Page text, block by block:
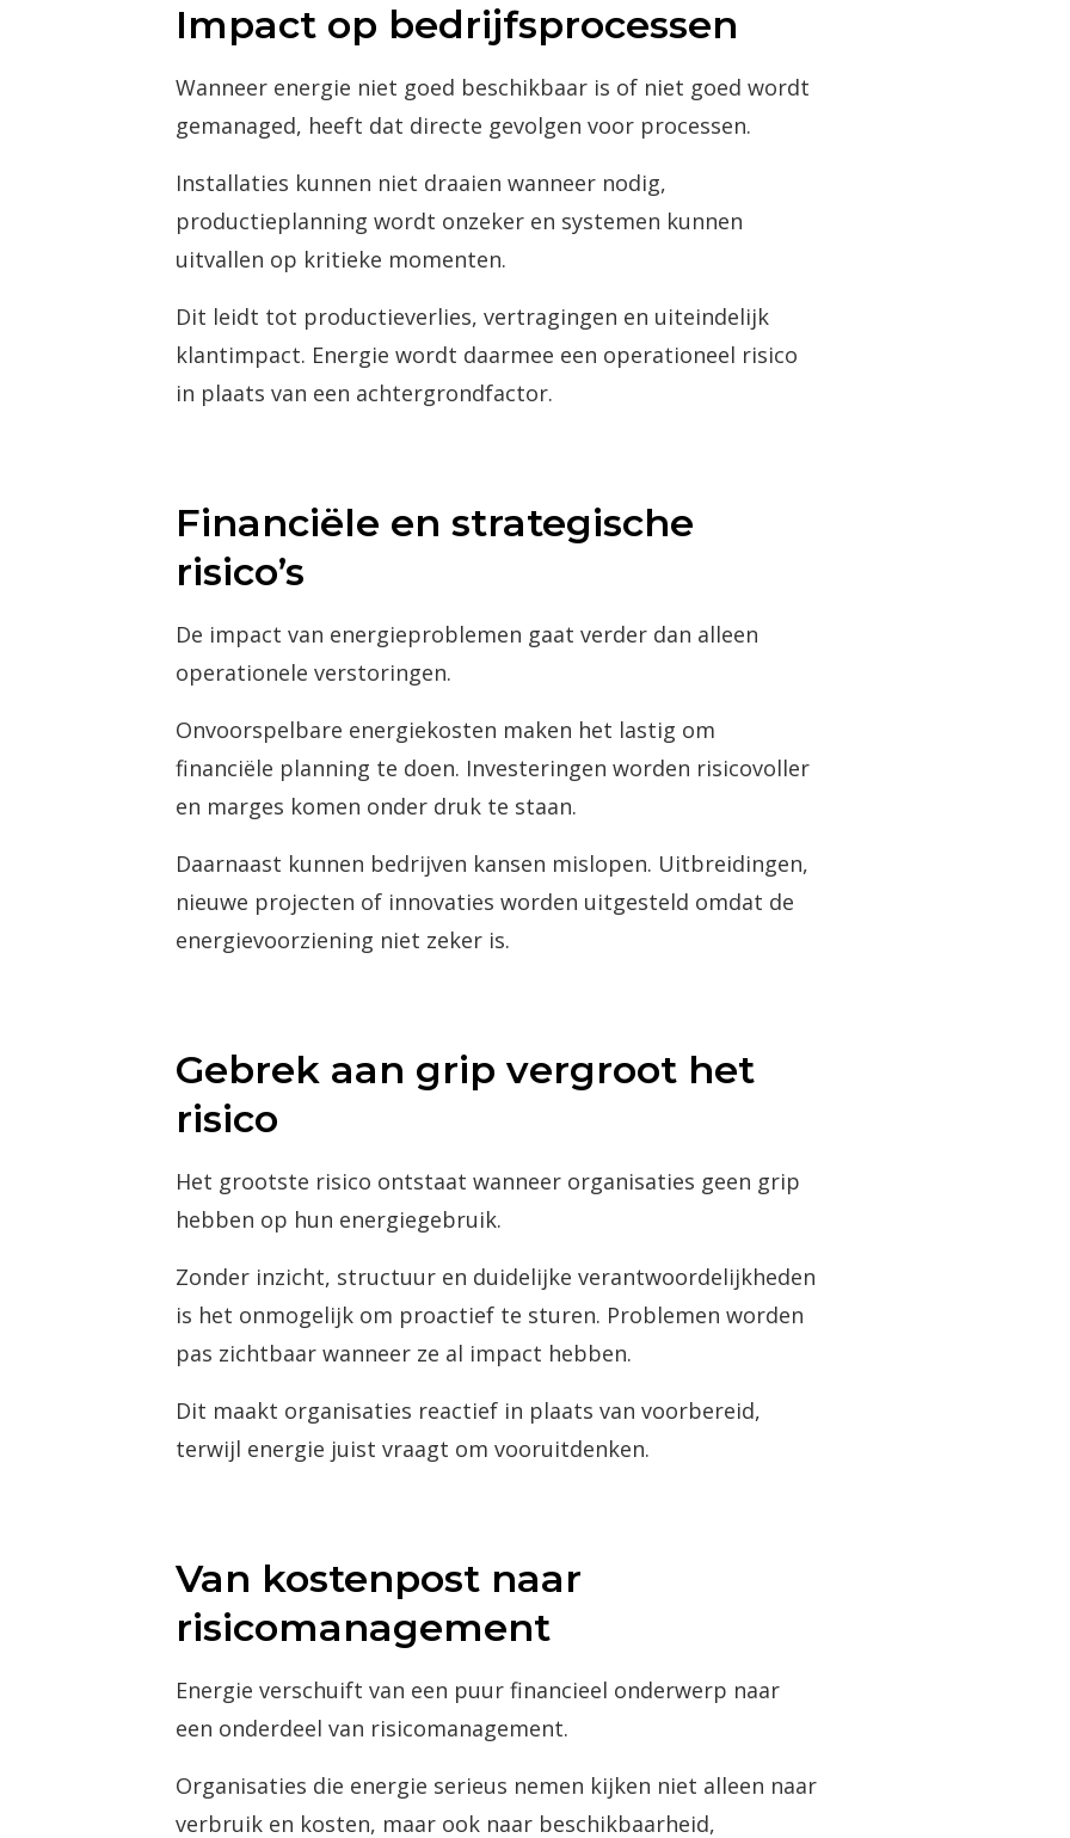
Impact op bedrijfsprocessen
Wanneer energie niet goed beschikbaar is of niet goed wordt
gemanaged, heeft dat directe gevolgen voor processen.
Installaties kunnen niet draaien wanneer nodig,
productieplanning wordt onzeker en systemen kunnen
uitvallen op kritieke momenten.
Dit leidt tot productieverlies, vertragingen en uiteindelijk
klantimpact. Energie wordt daarmee een operationeel risico
in plaats van een achtergrondfactor.
Financiële en strategische
risico’s
De impact van energieproblemen gaat verder dan alleen
operationele verstoringen.
Onvoorspelbare energiekosten maken het lastig om
financiële planning te doen. Investeringen worden risicovoller
en marges komen onder druk te staan.
Daarnaast kunnen bedrijven kansen mislopen. Uitbreidingen,
nieuwe projecten of innovaties worden uitgesteld omdat de
energievoorziening niet zeker is.
Gebrek aan grip vergroot het
risico
Het grootste risico ontstaat wanneer organisaties geen grip
hebben op hun energiegebruik.
Zonder inzicht, structuur en duidelijke verantwoordelijkheden
is het onmogelijk om proactief te sturen. Problemen worden
pas zichtbaar wanneer ze al impact hebben.
Dit maakt organisaties reactief in plaats van voorbereid,
terwijl energie juist vraagt om vooruitdenken.
Van kostenpost naar
risicomanagement
Energie verschuift van een puur financieel onderwerp naar
een onderdeel van risicomanagement.
Organisaties die energie serieus nemen kijken niet alleen naar
verbruik en kosten, maar ook naar beschikbaarheid,